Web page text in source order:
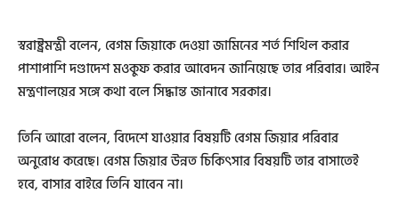
স্বরাষ্ট্রমন্ত্রী বলেন, বেগম জিয়াকে দেওয়া জামিনের শর্ত শিথিল করার
পাশাপাশি দণ্ডাদেশ মওকুফ করার আবেদন জানিয়েছে তার পরিবার। আইন
মন্ত্রণালয়ের সঙ্গে কথা বলে সিদ্ধান্ত জানাবে সরকার।
তিনি আরো বলেন, বিদেশে যাওয়ার বিষয়টি বেগম জিয়ার পরিবার
অনুরোধ করেছে। বেগম জিয়ার উন্নত চিকিৎসার বিষয়টি তার বাসাতেই
হবে, বাসার বাইরে তিনি যাবেন না।